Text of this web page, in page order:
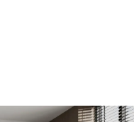
Billedet printes i den
kan rengøres med vand.